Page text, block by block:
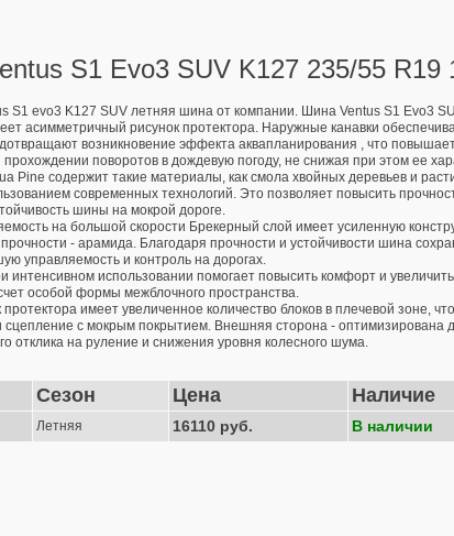
S1 Evo3 SUV K127 235/55 R19
S1 evo3 K127 SUV летняя шина от компании. Шина Ventus S1 Evo3
асимметричный рисунок протектора. Наружные канавки
возникновение эффекта аквапланирования , что
поворотов в дождевую погоду, не снижая при этом ее
Pine содержит такие материалы, как смола хвойных деревьев и
современных технологий. Это позволяет повысить
шины на мокрой дороге.
на большой скорости Брекерный слой имеет усиленную
- арамида. Благодаря прочности и устойчивости шина
управляемость и контроль на дорогах.
интенсивном использовании помогает повысить комфорт и
особой формы межблочного пространства.
протектора имеет увеличенное количество блоков в плечевой зоне,
сцепление с мокрым покрытием. Внешняя сторона - оптимизирована
отклика на руление и снижения уровня колесного шума.
Сезон Цена Наличие
Летняя 16110 руб. В наличии